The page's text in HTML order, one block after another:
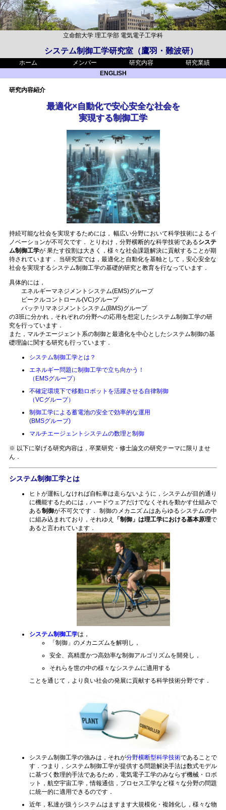
立命館大学 理工学部 電気電子工学科
システム制御工学研究室（鷹羽・難波研）
ホーム メンバー 研究内容
研究業績
ENGLISH
研究内容紹介
最適化×自動化で安心安全な社会を
実現する制御工学
持続可能な社会を実現するためには， 幅広い分野において科学技術によるイ
ノベーションが不可欠です． とりわけ，分野横断的な科学技術であるシステ
ム制御工学が 果たす役割は大きく，様々な社会課題解決に貢献することが期
待されています． 当研究室では，最適化と自動化を基軸として，安心安全な
社会を実現するシステム制御工学の基礎的研究と教育を行なっています．
具体的には，
エネルギーマネジメントシステム(EMS)グループ
ビークルコントロール(VC)グループ
バッテリマネジメントシステム(BMS)グループ
の3班に分かれ，それぞれの分野への応用を想定したシステム制御工学の研
究を行っています．
また，マルチエージェント系の制御と最適化を中心としたシステム制御の基
礎理論に関する研究も行っています．
システム制御工学とは？
エネルギー問題に制御工学で立ち向かう！
（EMSグループ）
不確定環境下で移動ロボットを活躍させる自律制御
（VCグループ）
制御工学による蓄電池の安全で効率的な運用
(BMSグループ)
マルチエージェントシステムの数理と制御
※ 以下に挙げる研究内容は，卒業研究・修士論文の研究テーマに限りませ
ん．
システム制御工学とは
ヒトが運転しなければ自転車は走らないように，システムが目的通り
に機能するためには，ハードウェアだけでなくそれを動かす仕組みで
ある制御が不可欠です． 制御のメカニズムはあらゆるシステムの中
に組み込まれており，それゆえ
「制御」は理工学における基本原理で
あると言われています．
システム制御工学は，
「制御」のメカニズムを解明し，
安全、高精度かつ高効率な制御アルゴリズムを開発し，
それらを世の中の様々なシステムに適用する
ことを通じて，より良い社会の発展に貢献する科学技術分野です．
システム制御工学の強みは，それが分野横断型科学技術であることで
す．つまり，システム制御工学が提供する問題解決手法は数式モデル
に基づく数理的手法であるため，電気電子工学のみならず機械・ロボ
ット，航空宇宙工学，情報通信，プロセス工学など様々な分野の問題
に統一的に適用できるのです．
近年，私達が扱うシステムはますます大規模化・複雑化し，様々な物